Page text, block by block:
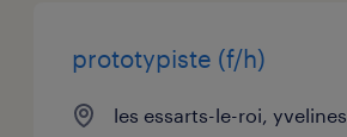
prototypiste (f/h)
les essarts-le-roi, yvelines